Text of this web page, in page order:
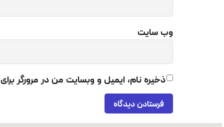
وب‌ سایت
ذخیره نام، ایمیل و وبسایت من در مرورگر